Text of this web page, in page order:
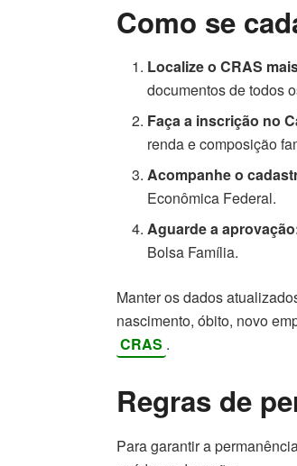
Como se
Localize o CRAS
documentos de todos
Faça a inscrição no
renda e composição
Acompanhe o
Econômica Federal.
Aguarde a
Bolsa Família.
Manter os dados
nascimento, óbito, novo
CRAS .
Regras de
Para garantir a